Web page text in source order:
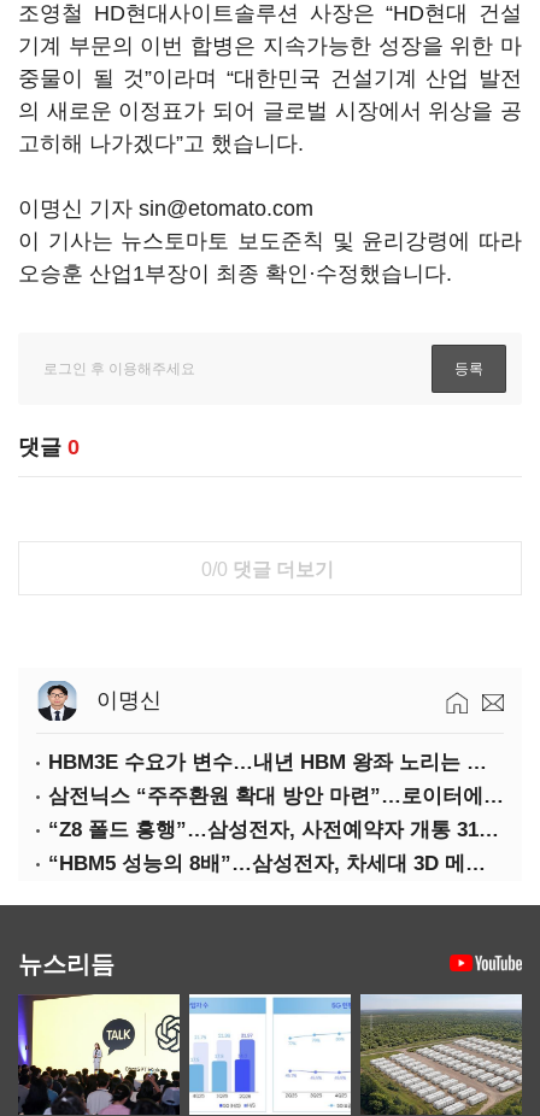
조영철 HD현대사이트솔루션 사장은 “HD현대 건설
기계 부문의 이번 합병은 지속가능한 성장을 위한 마
중물이 될 것”이라며 “대한민국 건설기계 산업 발전
의 새로운 이정표가 되어 글로벌 시장에서 위상을 공
고히해 나가겠다”고 했습니다.
이명신 기자 sin@etomato.com
이 기사는 뉴스토마토 보도준칙 및 윤리강령에 따라
오승훈 산업1부장이 최종 확인·수정했습니다.
댓글 0
0/0 댓글 더보기
이명신
HBM3E 수요가 변수…내년 HBM 왕좌 노리는 삼성
삼전닉스 “주주환원 확대 방안 마련”…로이터에 성명 보내
“Z8 폴드 흥행”…삼성전자, 사전예약자 개통 31일까지 연장
“HBM5 성능의 8배”…삼성전자, 차세대 3D 메모리 ‘zHBM’ 공개
뉴스리듬